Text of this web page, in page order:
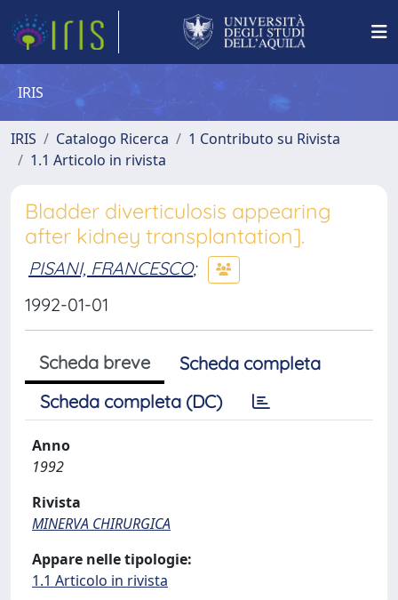
IRIS
IRIS Catalogo Ricerca
1 Contributo su Rivista
1.1 Articolo in rivista
Bladder diverticulosis appearing
after kidney transplantation].
PISANI, FRANCESCO;
1992-01-01
Scheda breve
Scheda completa
Scheda completa (DC)
Anno
1992
Rivista
MINERVA CHIRURGICA
Appare nelle tipologie:
1.1 Articolo in rivista